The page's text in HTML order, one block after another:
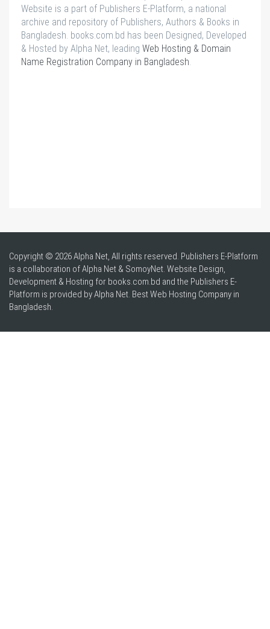
Website is a part of Publishers E-Platform, a national
archive and repository of Publishers, Authors & Books in
Bangladesh. books.com.bd has been Designed, Developed
& Hosted by Alpha Net, leading Web Hosting & Domain
Name Registration Company in Bangladesh.
Copyright © 2026 Alpha Net, All rights reserved. Publishers E-Platform
is a collaboration of Alpha Net & SomoyNet. Website Design,
Development & Hosting for books.com.bd and the Publishers E-
Platform is provided by Alpha Net. BestWeb Hosting Company in
Bangladesh.